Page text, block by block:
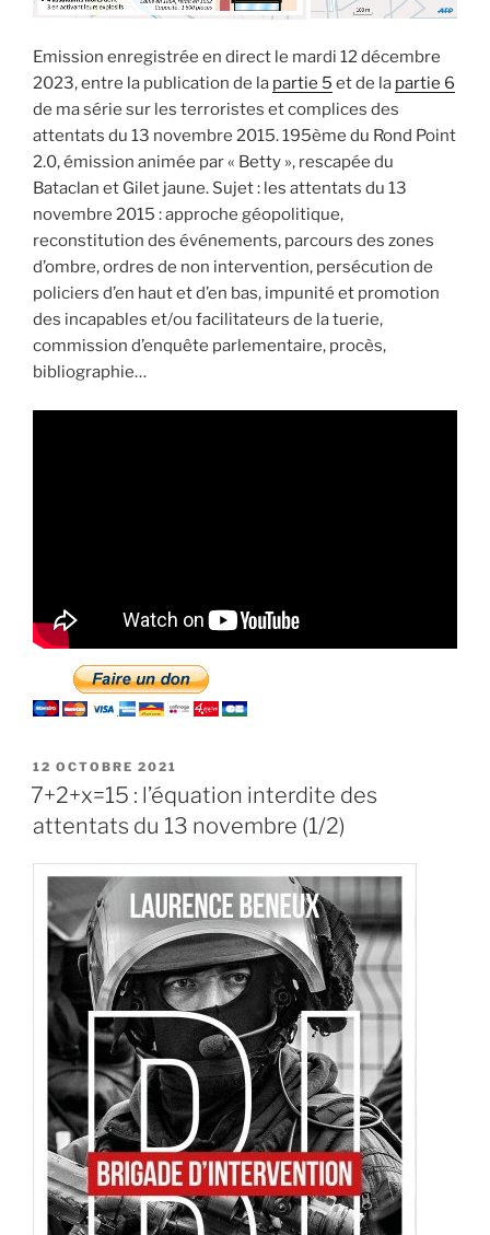
Emission enregistrée en direct le mardi 12 décembre
2023, entre la publication de la partie 5 et de la partie 6
de ma série sur les terroristes et complices des
attentats du 13 novembre 2015. 195ème du Rond Point
2.0, émission animée par « Betty », rescapée du
Bataclan et Gilet jaune. Sujet : les attentats du 13
novembre 2015 : approche géopolitique,
reconstitution des événements, parcours des zones
d’ombre, ordres de non intervention, persécution de
policiers d’en haut et d’en bas, impunité et promotion
des incapables et/ou facilitateurs de la tuerie,
commission d’enquête parlementaire, procès,
bibliographie…
PUBLIÉ
LE
12 OCTOBRE 2021
7+2+x=15 : l’équation interdite des
attentats du 13 novembre (1/2)